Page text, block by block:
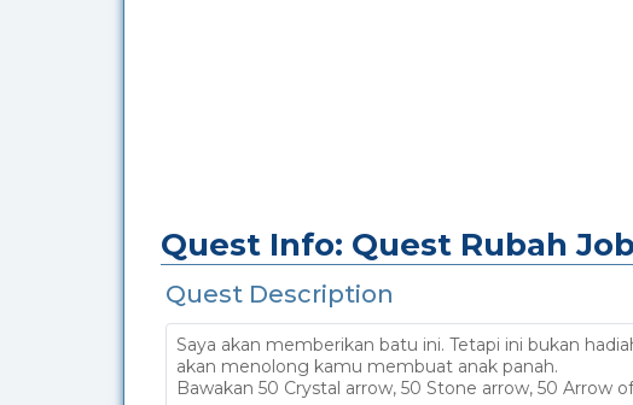
Quest Info: Quest Rubah
Quest Description
Saya akan memberikan batu ini. Tetapi ini bukan
akan menolong kamu membuat anak panah.
Bawakan 50 Crystal arrow, 50 Stone arrow, 50 Arrow